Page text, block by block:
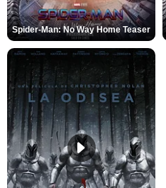
Spider-Man: No Way Home Teaser